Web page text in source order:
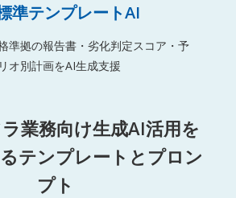
準テンプレートAI
準拠の報告書・劣化判定スコア・予
オ別計画をAI生成支援
業務向け生成AI活用を
テンプレートとプロン
プト